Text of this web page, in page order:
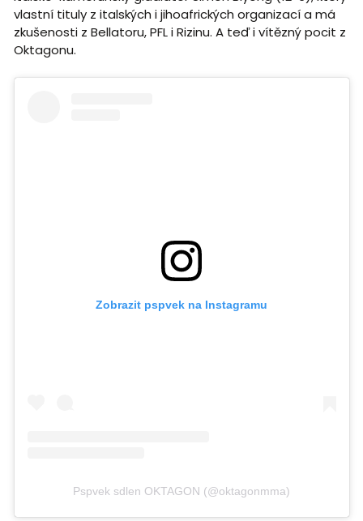
vlastní tituly z italských i jihoafrických organizací a má
zkušenosti z Bellatoru, PFL i Rizinu. A teď i vítězný pocit z
Oktagonu.
Zobrazit pspvek na Instagramu
Pspvek sdlen OKTAGON (@oktagonmma)